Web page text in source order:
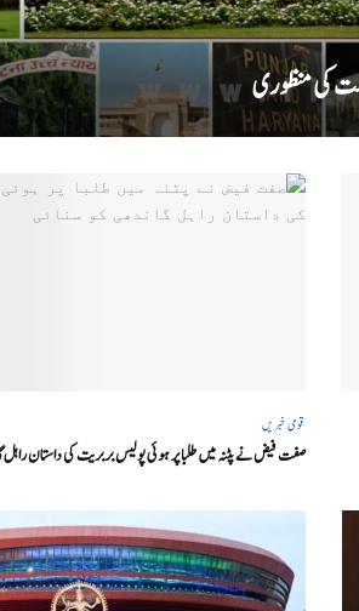
قومی خبریں
صفت فیض نے پٹنہ میں طلبا پر ہوئی پولیس بربریت کی داستان راہل